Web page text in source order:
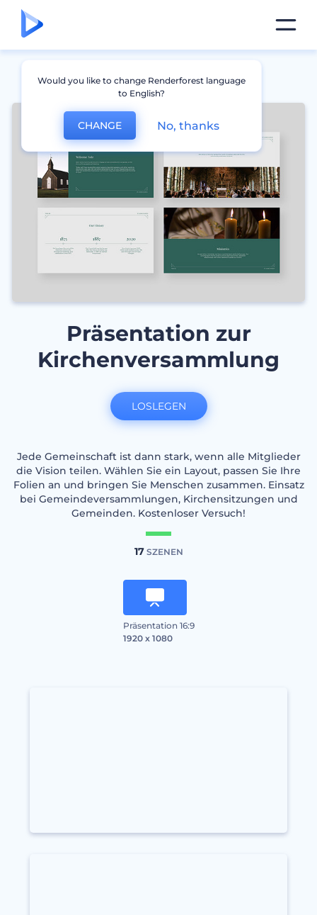
Präsentation zur
Kirchenversammlung
Jede Gemeinschaft ist dann stark, wenn alle Mitglieder
die Vision teilen. Wählen Sie ein Layout, passen Sie Ihre
Folien an und bringen Sie Menschen zusammen. Einsatz
bei Gemeindeversammlungen, Kirchensitzungen und
Gemeinden. Kostenloser Versuch!
17SZENEN
Präsentation 16:9
1920 x 1080
LOSLEGEN
Would you like to change Renderforest language
to English?
CHANGE No, thanks